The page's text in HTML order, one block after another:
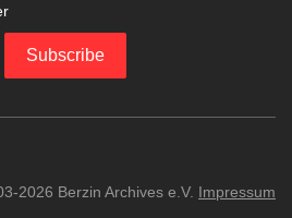
Subscribe
2026 Berzin Archives e.V. Impressum